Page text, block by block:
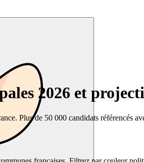
2026 et
Plus de 50 000 candidats référencés